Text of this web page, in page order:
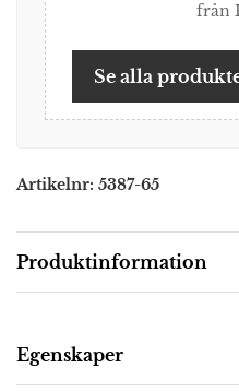
från
Se alla
Artikelnr: 5387-65
Produktinformation
Beskrivning
Egenskaper